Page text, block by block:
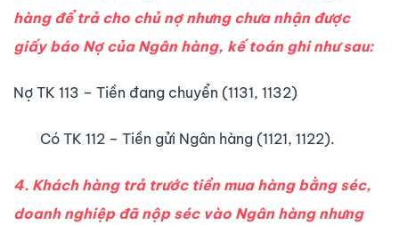
hàng để trả cho chủ nợ nhưng chưa nhận được
giấy báo Nợ của Ngân hàng, kế toán ghi như sau:
Nợ TK 113 – Tiền đang chuyển (1131, 1132)
Có TK 112 – Tiền gửi Ngân hàng (1121, 1122).
4. Khách hàng trả trước tiền mua hàng bằng séc,
doanh nghiệp đã nộp séc vào Ngân hàng nhưng